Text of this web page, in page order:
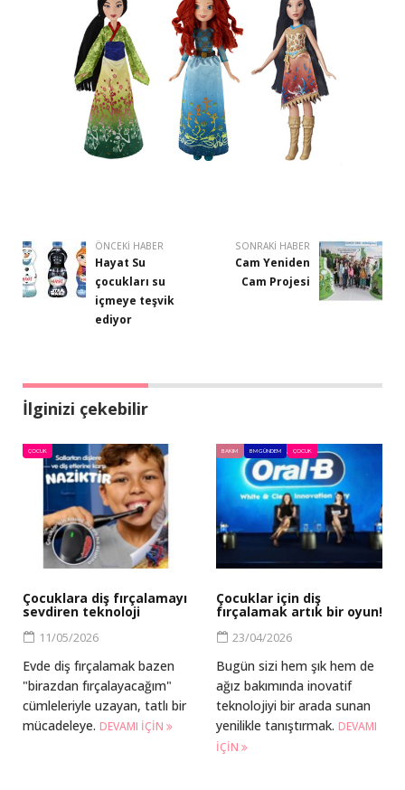
ÖNCEKI HABER
Hayat Su
çocukları su
içmeye teşvik
ediyor
SONRAKI HABER
Cam Yeniden
Cam Projesi
İlginizi çekebilir
ÇOCUK
Çocuklara diş fırçalamayı
sevdiren teknoloji
11/05/2026
Evde diş fırçalamak bazen
"birazdan fırçalayacağım"
cümleleriyle uzayan, tatlı bir
mücadeleye. DEVAMI IÇIN
BAKIM BM GÜNDEM ÇOCUK
Çocuklar için diş
fırçalamak artık bir oyun!
23/04/2026
Bugün sizi hem şık hem de
ağız bakımında inovatif
teknolojiyi bir arada sunan
yenilikle tanıştırmak. DEVAMI
IÇIN